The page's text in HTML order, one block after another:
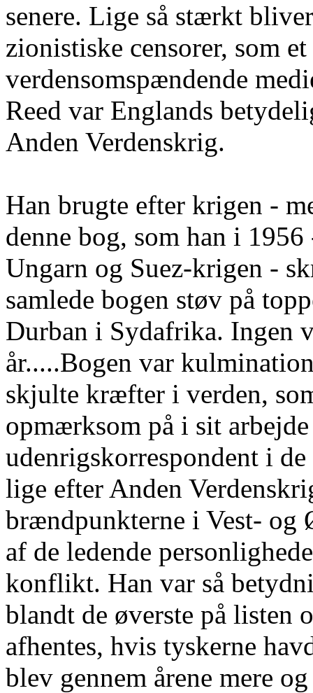
senere. Lige så stærkt
zionistiske censorer, som
verdensomspændende
Reed var Englands
Anden Verdenskrig.
Han brugte efter krigen -
denne bog, som han i
Ungarn og Suez-krigen -
samlede bogen støv på
Durban i Sydafrika. Ingen
år.....Bogen var
skjulte kræfter i verden,
opmærksom på i sit
udenrigskorrespondent i
lige efter Anden
brændpunkterne i Vest- og
af de ledende
konflikt. Han var så
blandt de øverste på listen
afhentes, hvis tyskerne
blev gennem årene mere